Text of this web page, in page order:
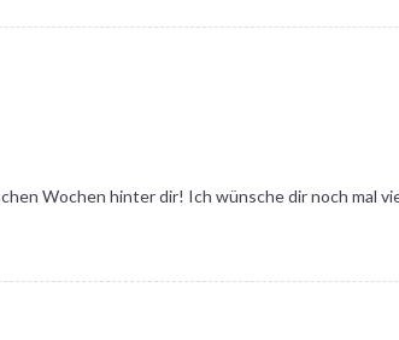
Wochen hinter dir! Ich wünsche dir noch mal